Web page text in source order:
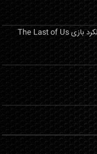
تحلیل فنی و بررسی عملکرد بازی The Last of Us